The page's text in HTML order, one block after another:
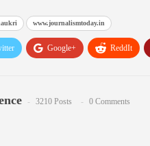
www.journalismtoday.in
Google+ ReddIt
3210 Posts 0 Comments